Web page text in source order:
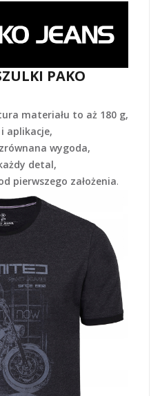
PAKO
materiału to aż 180 g,
aplikacje,
wygoda,
detal,
pierwszego założenia.